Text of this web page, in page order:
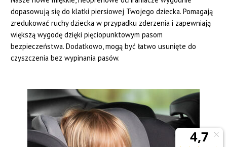
dopasowują się do klatki piersiowej Twojego dziecka. Pomagają
zredukować ruchy dziecka w przypadku zderzenia i zapewniają
większą wygodę dzięki pięciopunktowym pasom
bezpieczeństwa. Dodatkowo, mogą być łatwo usunięte do
czyszczenia bez wypinania pasów.